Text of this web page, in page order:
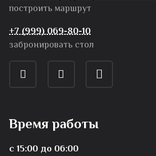
построить маршрут
+7 (999) 069-80-10
забронировать стол
Время работы
с 15:00 до 06:00